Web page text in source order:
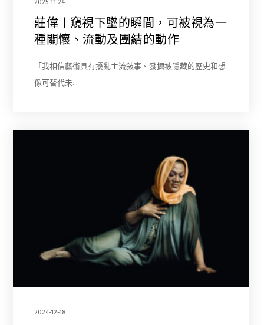
2025-11-24
莊偉 | 窺視下墜的瞬間，可被視為一
種關懷、流動及團結的動作
「我相信藝術具有擾亂主流敍事、發掘被隱藏的歷史和想
像可替代未…
2024-12-18